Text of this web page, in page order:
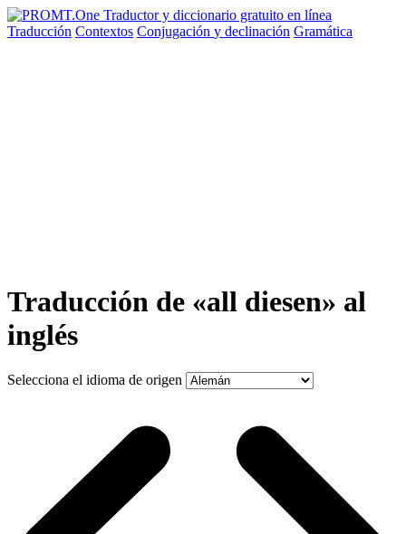
Traducción Contextos Conjugación y declinación Gramática
Traducción de «all diesen» al
inglés
Selecciona el idioma de origen